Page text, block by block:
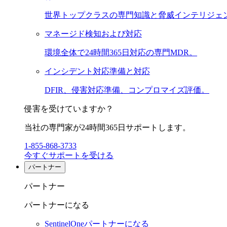
世界トップクラスの専門知識と脅威インテリジェ
マネージド検知および対応
環境全体で24時間365日対応の専門MDR。
インシデント対応準備と対応
DFIR、侵害対応準備、コンプロマイズ評価。
侵害を受けていますか？
当社の専門家が24時間365日サポートします。
1-855-868-3733
今すぐサポートを受ける
パートナー
パートナー
パートナーになる
SentinelOneパートナーになる